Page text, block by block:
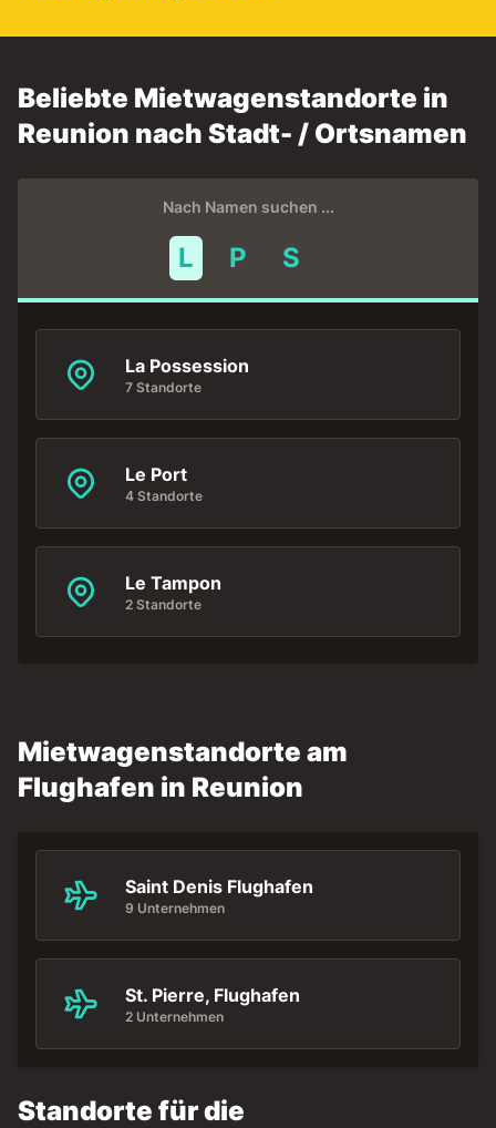
Beliebte Mietwagenstandorte in
Reunion nach Stadt- / Ortsnamen
Nach Namen suchen ...
L P S
La Possession
7 Standorte
Le Port
4 Standorte
Le Tampon
2 Standorte
Mietwagenstandorte am
Flughafen in Reunion
Saint Denis Flughafen
9 Unternehmen
St. Pierre, Flughafen
2 Unternehmen
Standorte für die